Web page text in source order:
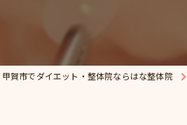
甲賀市でダイエット・整体院ならはな整体院